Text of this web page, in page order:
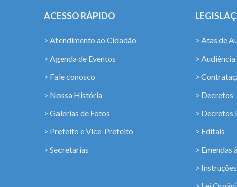
ACESSO RÁPIDO
> Atendimento ao Cidadão
> Agenda de Eventos
> Fale conosco
> Nossa História
> Galerias de Fotos
> Prefeito e Vice-Prefeito
> Secretarias
> Atas de
>
>
> Decretos
> Decretos
> Editais
> Emendas
> Instruções